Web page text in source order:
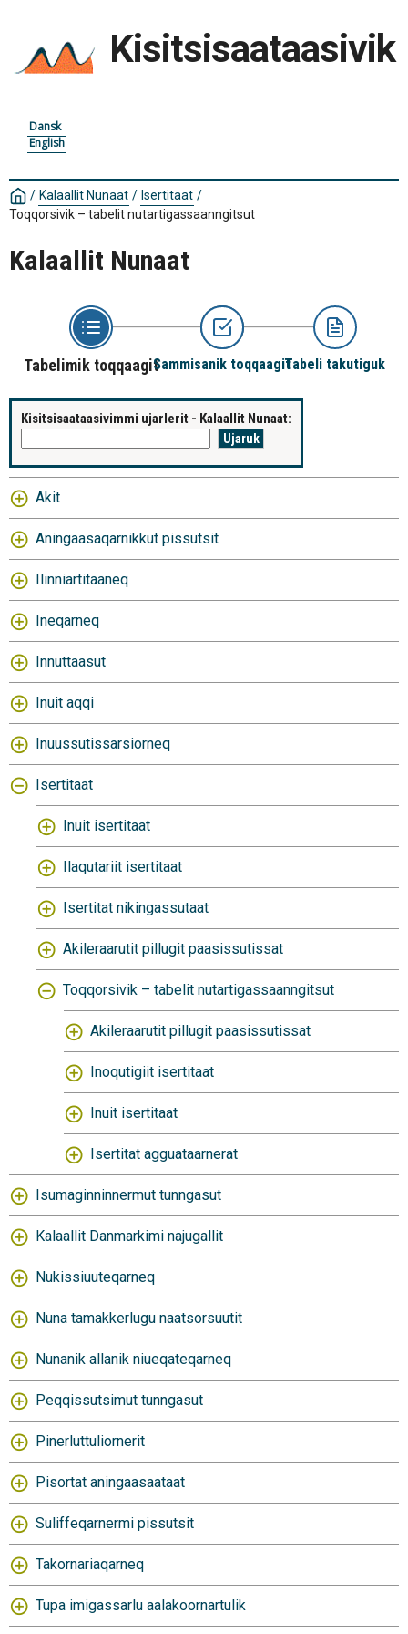
Kisitsisaataasivik
Dansk
English
/ Kalaallit Nunaat / Isertitaat /
Toqqorsivik – tabelit nutartigassaanngitsut
Kalaallit Nunaat
Tabelimik toqqaagitSammisanik toqqaagitTabeli takutiguk
Kisitsisaataasivimmi ujarlerit - Kalaallit Nunaat:
Akit
Aningaasaqarnikkut pissutsit
Ilinniartitaaneq
Ineqarneq
Innuttaasut
Inuit aqqi
Inuussutissarsiorneq
Isertitaat
Inuit isertitaat
Ilaqutariit isertitaat
Isertitat nikingassutaat
Akileraarutit pillugit paasissutissat
Toqqorsivik – tabelit nutartigassaanngitsut
Akileraarutit pillugit paasissutissat
Inoqutigiit isertitaat
Inuit isertitaat
Isertitat agguataarnerat
Isumaginninnermut tunngasut
Kalaallit Danmarkimi najugallit
Nukissiuuteqarneq
Nuna tamakkerlugu naatsorsuutit
Nunanik allanik niueqateqarneq
Peqqissutsimut tunngasut
Pinerluttuliornerit
Pisortat aningaasaataat
Suliffeqarnermi pissutsit
Takornariaqarneq
Tupa imigassarlu aalakoornartulik